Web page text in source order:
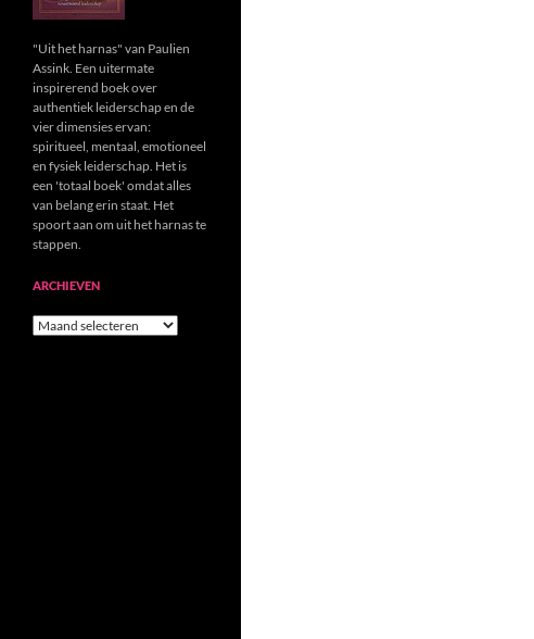
"Uit het harnas" van Paulien
Assink. Een uitermate
inspirerend boek over
authentiek leiderschap en de
vier dimensies ervan:
spiritueel, mentaal, emotioneel
en fysiek leiderschap. Het is
een 'totaal boek' omdat alles
van belang erin staat. Het
spoort aan om uit het harnas te
stappen.
ARCHIEVEN
Archieven